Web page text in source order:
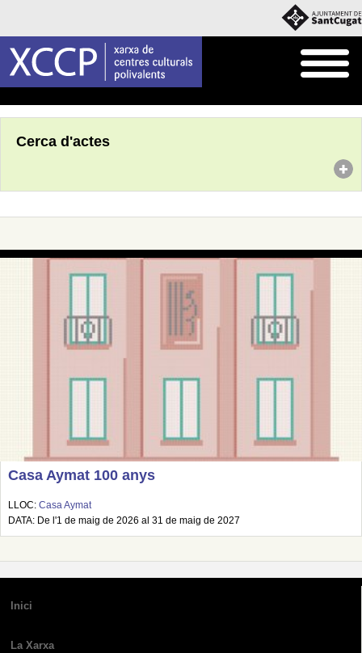
Cerca d'actes
Casa Aymat 100 anys
LLOC: Casa Aymat
DATA: De l'1 de maig de 2026 al 31 de maig de 2027
Inici
La Xarxa